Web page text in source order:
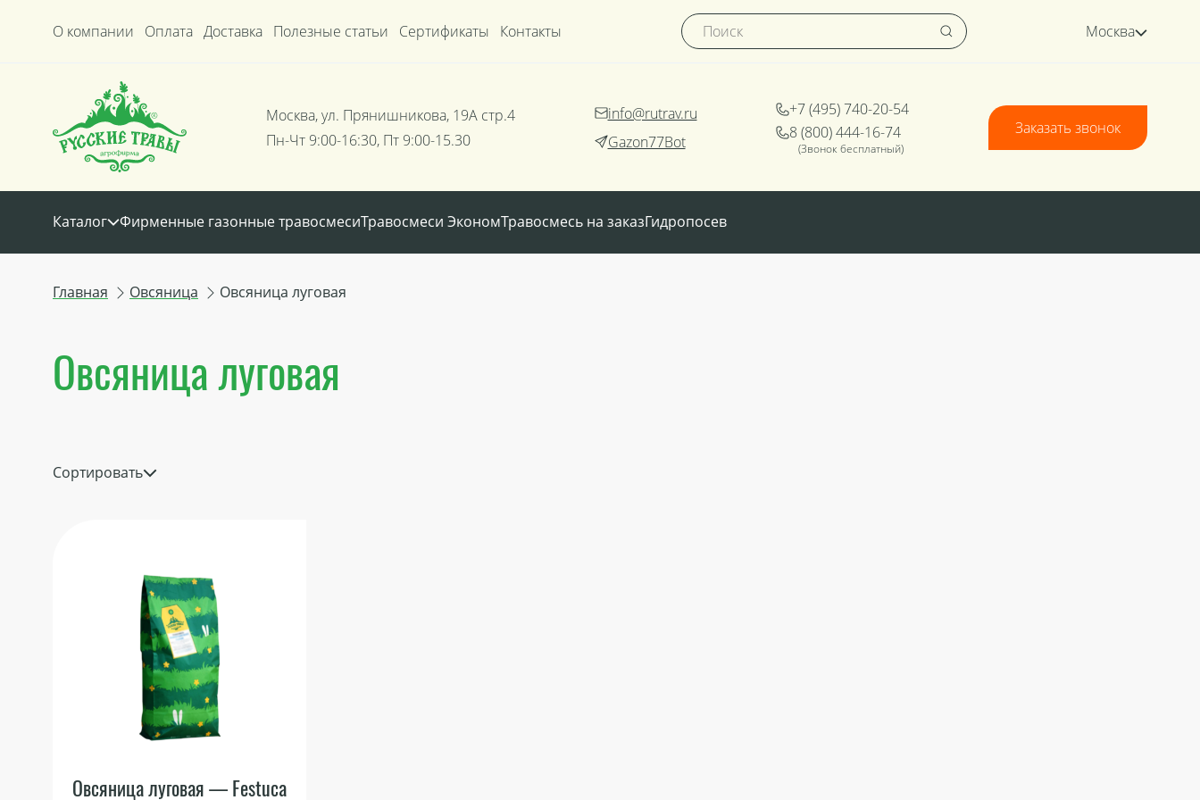
О компании Оплата Доставка Полезные статьи Сертификаты Контакты Москва
Москва, ул. Прянишникова, 19А стр.4
Пн-Чт 9:00-16:30, Пт 9:00-15.30
info@rutrav.ru
Gazon77Bot
+7 (495) 740-20-54
8 (800) 444-16-74
(Звонок бесплатный)
Заказать звонок
Каталог Фирменные газонные травосмесиТравосмеси ЭкономТравосмесь на заказГидропосев
Главная Овсяница Овсяница луговая
Овсяница луговая
Сортировать
Овсяница луговая — Festuca